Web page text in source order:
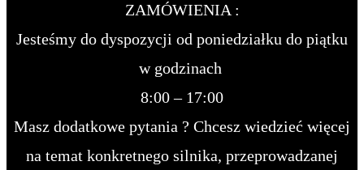
ZAMÓWIENIA :
Jesteśmy do dyspozycji od poniedziałku do piątku
w godzinach
8:00 – 17:00
Masz dodatkowe pytania ? Chcesz wiedzieć więcej
na temat konkretnego silnika, przeprowadzanej